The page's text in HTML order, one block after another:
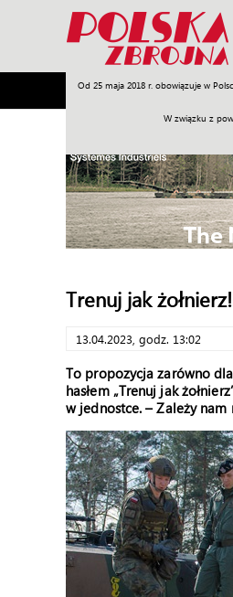
Od 25 maja 2018 r. obowiązuje w
W związku z
Armia Poligon Sprzęt
Trenuj jak żołnierz!
13.04.2023, godz. 13:02
To propozycja zarówno
hasłem „Trenuj jak
w jednostce. – Zależy nam